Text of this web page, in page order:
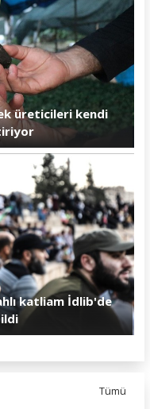
üreticileri kendi
katliam İdlib'de
Tümü